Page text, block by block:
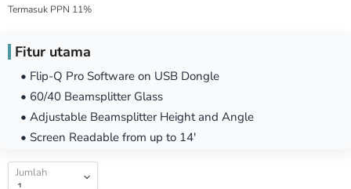
Termasuk PPN 11%
Fitur utama
• Flip-Q Pro Software on USB Dongle
• 60/40 Beamsplitter Glass
• Adjustable Beamsplitter Height and Angle
• Screen Readable from up to 14'
Jumlah